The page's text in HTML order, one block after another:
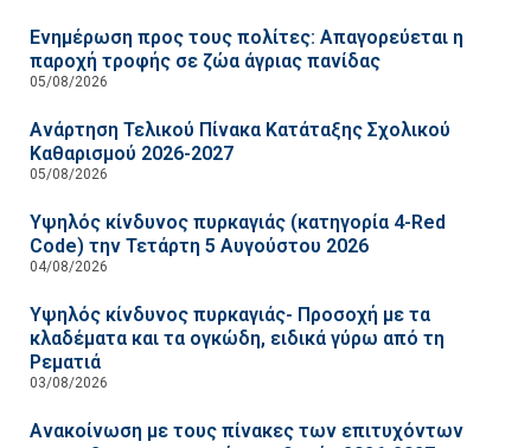
Ενημέρωση προς τους πολίτες: Απαγορεύεται η
παροχή τροφής σε ζώα άγριας πανίδας
05/08/2026
Ανάρτηση Τελικού Πίνακα Κατάταξης Σχολικού
Καθαρισμού 2026-2027
05/08/2026
Υψηλός κίνδυνος πυρκαγιάς (κατηγορία 4-Red
Code) την Τετάρτη 5 Αυγούστου 2026
04/08/2026
Υψηλός κίνδυνος πυρκαγιάς- Προσοχή με τα
κλαδέματα και τα ογκώδη, ειδικά γύρω από τη
Ρεματιά
03/08/2026
Ανακοίνωση με τους πίνακες των επιτυχόντων